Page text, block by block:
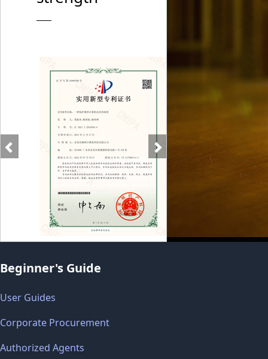
Beginner's Guide
User Guides
Corporate Procurement
Authorized Agents